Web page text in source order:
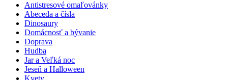
Antistresové omaľovánky
Abeceda a čísla
Dinosaury
Domácnosť a bývanie
Doprava
Hudba
Jar a Veľká noc
Jeseň a Halloween
Kvety